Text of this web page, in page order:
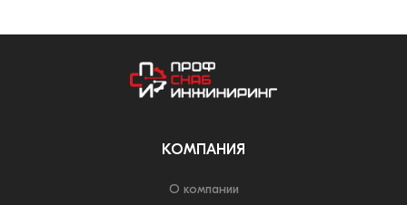
КОМПАНИЯ
О компании